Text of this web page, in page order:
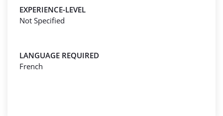
EXPERIENCE-LEVEL
Not Specified
LANGUAGE REQUIRED
French